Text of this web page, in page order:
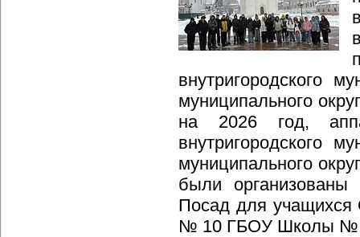
внутригородского
муниципального
на 2026 год,
внутригородского
муниципального
были организованы
Посад для
№ 10 ГБОУ Школы №